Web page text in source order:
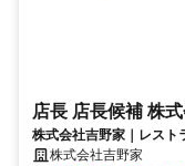
店長 店長候補 株
株式会社吉野家｜レスト
株式会社吉野家